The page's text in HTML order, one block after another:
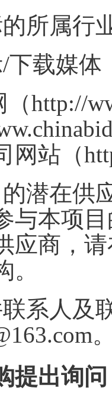
所属行
下载媒体
http://
网站（
潜在供
与本项
应商，
系人及
提出询